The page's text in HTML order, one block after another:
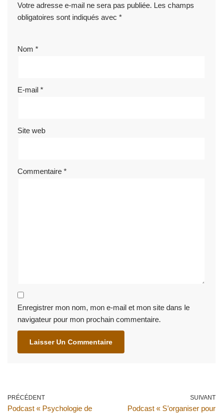
Votre adresse e-mail ne sera pas publiée. Les champs
obligatoires sont indiqués avec *
Nom *
E-mail *
Site web
Commentaire *
Enregistrer mon nom, mon e-mail et mon site dans le
navigateur pour mon prochain commentaire.
PRÉCÉDENT
Podcast « Psychologie de
SUIVANT
Podcast « S’organiser pour